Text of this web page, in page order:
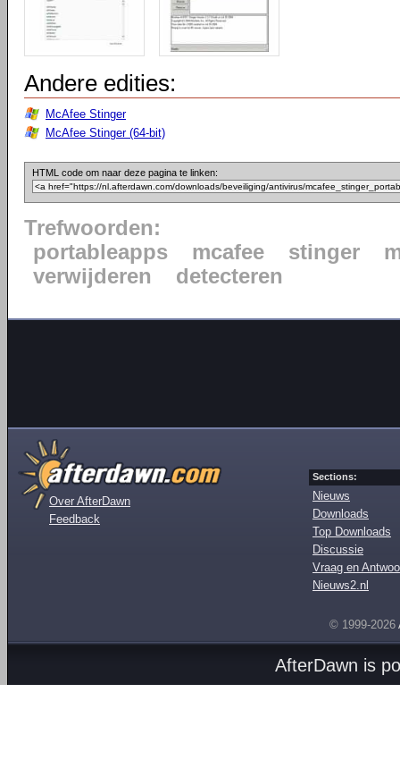
Andere edities:
McAfee Stinger
McAfee Stinger (64-bit)
HTML code om naar deze pagina te linken:
Trefwoorden:
portableapps
mcafee stinger
verwijderen
detecteren
Over AfterDawn
Feedback
Sections:
Nieuws
Downloads
Top Downloads
Discussie
Vraag en
Nieuws2.nl
© 1999-2026
AfterDawn is